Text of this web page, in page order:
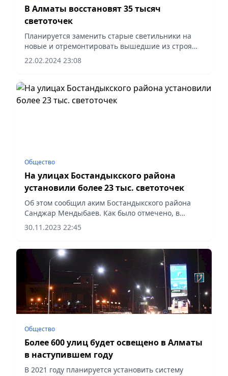
В Алматы восстановят 35 тысяч
светоточек
Планируется заменить старые светильники на
новые и отремонтировать вышедшие из строя
лампы. Объем работ в сфере освещения
увеличили в 2,5 раза – в 2023 году было
22.02.2024 23:08
Общество
На улицах Бостандыкского района
установили более 23 тыс. светоточек
Об этом сообщил аким Бостандыкского района
Санджар Мендыбаев. Как было отмечено, в
текущем году в рамках децентрализации
государственных органов, линии наружного
30.11.2023 22:45
Общество
Более 600 улиц будет освещено в Алматы
в наступившем году
В 2021 году планируется установить систему